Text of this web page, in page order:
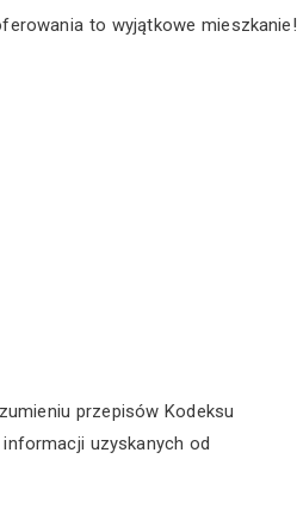
to wyjątkowe mieszkanie!
przepisów Kodeksu
uzyskanych od